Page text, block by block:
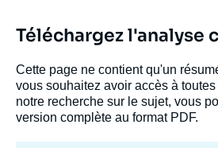
Téléchargez l'analyse
Cette page ne contient qu'un
vous souhaitez avoir accès à
notre recherche sur le sujet, vous
version complète au format PDF.
Vincent DONNEN, « Vers une
: renforcer la résilience des
un mécanisme de stockage
métaux rares », Notes, Ifri,
Copier